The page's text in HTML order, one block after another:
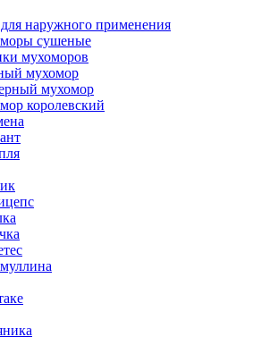
наружного применения
сушеные
мухоморов
мухомор
мухомор
королевский